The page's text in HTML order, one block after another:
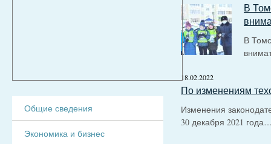
В
В
18.02.2022
По изменениям
Изменения
30 декабря 2021
Общие сведения
Экономика и бизнес